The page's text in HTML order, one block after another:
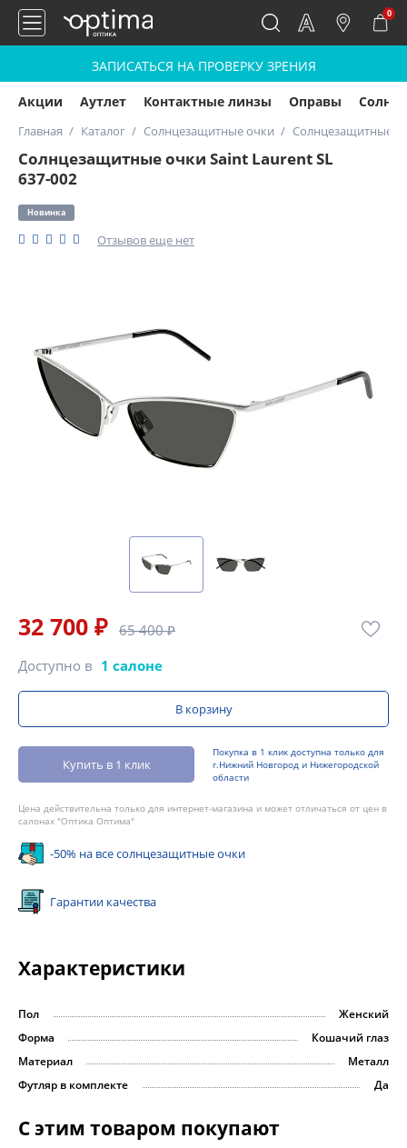
0
ЗАПИСАТЬСЯ НА ПРОВЕРКУ ЗРЕНИЯ
Акции Аутлет Контактные линзы Оправы
Главная Каталог Солнцезащитные очки Солнцезащитные
Солнцезащитные очки Saint Laurent SL
637-002
Новинка
Отзывов еще нет
32 700 ₽ 65 400 ₽
Доступно в 1 салоне
В корзину
Купить в 1 клик
Покупка в 1 клик доступна только для
г.Нижний Новгород и Нижегородской
области
Цена действительна только для интернет-магазина и может отличаться от цен в
салонах "Оптика Оптима"
-50% на все солнцезащитные очки
Гарантии качества
Характеристики
Пол
Женский
Форма
Кошачий глаз
Материал
Металл
Футляр в комплекте
Да
С этим товаром покупают